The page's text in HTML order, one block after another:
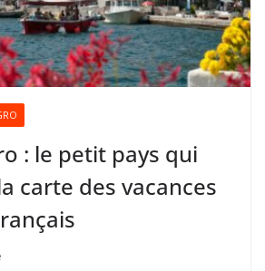
: le petit pays qui
carte des vacances